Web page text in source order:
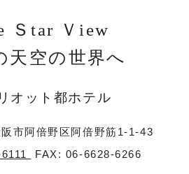
Ｓtar Ｖiew
天空の世界へ
オット都ホテル
阪市阿倍野区阿倍野筋1-1-43
FAX: 06-6628-6266